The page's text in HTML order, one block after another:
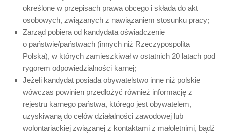
określone w przepisach prawa obcego i składa do akt
osobowych, związanych z nawiązaniem stosunku pracy;
Zarząd pobiera od kandydata oświadczenie
o państwie/państwach (innych niż Rzeczypospolita
Polska), w których zamieszkiwał w ostatnich 20 latach pod
rygorem odpowiedzialności karnej;
Jeżeli kandydat posiada obywatelstwo inne niż polskie
wówczas powinien przedłożyć również informację z
rejestru karnego państwa, którego jest obywatelem,
uzyskiwaną do celów działalności zawodowej lub
wolontariackiej związanej z kontaktami z małoletnimi, bądź